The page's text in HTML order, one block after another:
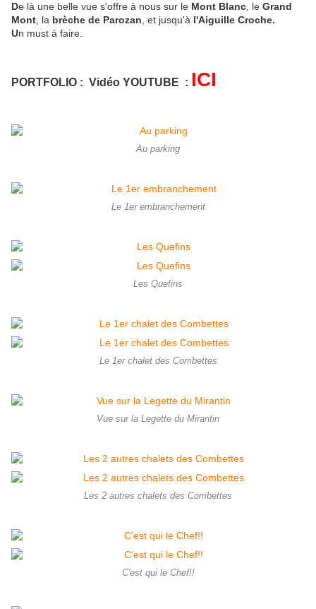
De là une belle vue s'offre à nous sur le Mont Blanc , le Grand
Mont , la brèche de Parozan , et jusqu'à l'Aiguille Croche.
Un must à faire.
PORTFOLIO : Vidéo YOUTUBE : ICI
Au parking
Le 1er embranchement
Les Quefins
Le 1er chalet des Combettes
Vue sur la Legette du Mirantin
Les 2 autres chalets des Combettes
C'est qui le Chef!!